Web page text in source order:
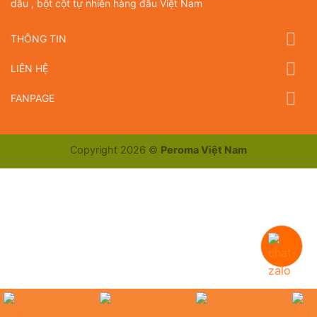
dầu , bột cột tự nhiên hàng đầu Việt Nam
THÔNG TIN
LIÊN HỆ
FANPAGE
Copyright 2026 © Peroma Việt Nam